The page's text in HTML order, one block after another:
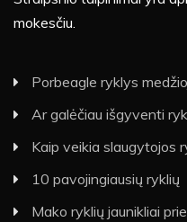
mokesčiu.
Porbeagle ryklys
Ar galėčiau išgyventi
Kaip veikia slaugytojos
10 pavojingiausių ryklių
Mako ryklių jaunikliai